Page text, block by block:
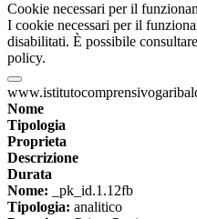
Cookie necessari per il
I cookie necessari per il
disabilitati. È possibile
policy.
Nome
Tipologia
Proprieta
Descrizione
Durata
Nome: _pk_id.1.12fb
Tipologia: analitico